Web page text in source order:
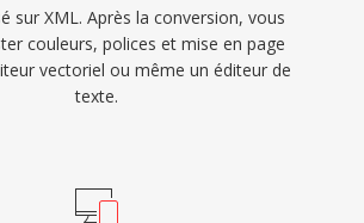
sur XML. Après la conversion, vous
couleurs, polices et mise en page
vectoriel ou même un éditeur de
texte.